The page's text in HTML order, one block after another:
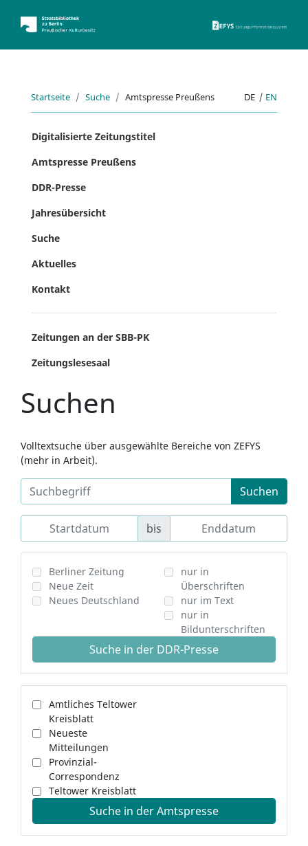
Startseite Suche Amtspresse Preußens DE | EN
Digitalisierte Zeitungstitel
Amtspresse Preußens
DDR-Presse
Jahresübersicht
Suche
Aktuelles
Kontakt
Zeitungen an der SBB-PK
Zeitungslesesaal
Suchen
Volltextsuche über ausgewählte Bereiche von ZEFYS
(mehr in Arbeit).
Suchen
bis
Berliner Zeitung
Neue Zeit
Neues Deutschland
nur in
Überschriften
nur im Text
nur in
Bildunterschriften
Suche in der DDR-Presse
Amtliches Teltower
Kreisblatt
Neueste
Mitteilungen
Provinzial-
Correspondenz
Teltower Kreisblatt
Suche in der Amtspresse